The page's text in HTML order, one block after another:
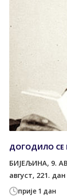
прије 1 дан
ДОГОДИЛО
БИЈЕЉИНА, 9.
август, 221.